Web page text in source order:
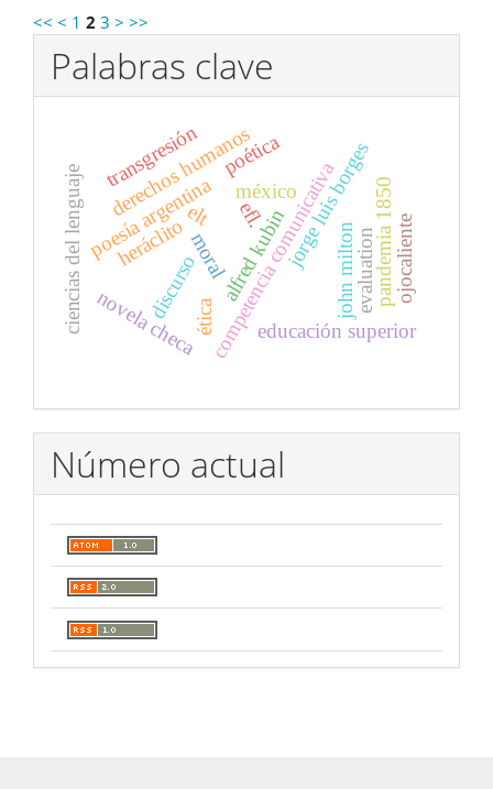
<< < 1 2 3 > >>
Palabras clave
discursocompetencia comunicativa
educación superior
jorge luis borges
heráclito john milton
poesía argentina
derechos humanos
ética
moral
méxico
alfred kubin
novela checa
evaluation
elt efl.
ciencias del lenguaje pandemia 1850ojocaliente
poética
transgresión
Número actual